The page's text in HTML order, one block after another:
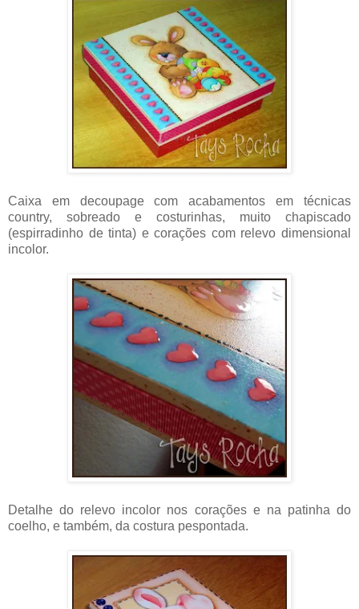
Caixa em decoupage com acabamentos em técnicas
country, sobreado e costurinhas, muito chapiscado
(espirradinho de tinta) e corações com relevo dimensional
incolor.
Detalhe do relevo incolor nos corações e na patinha do
coelho, e também, da costura pespontada.